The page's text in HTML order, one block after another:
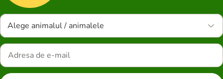
Alege animalul / animalele